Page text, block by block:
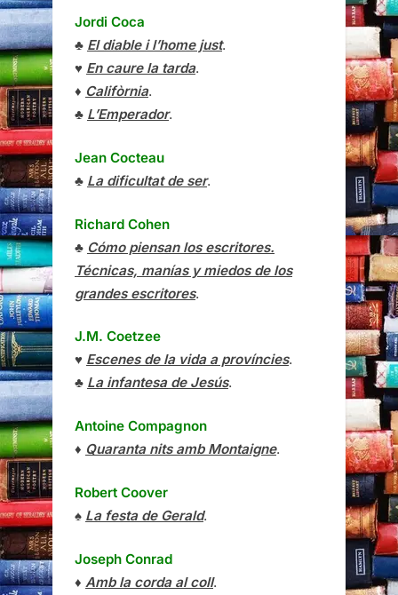
Jordi Coca
♣ El diable i l’home just.
♥ En caure la tarda.
♦ Califòrnia.
♣ L’Emperador.
Jean Cocteau
♣ La dificultat de ser.
Richard Cohen
♣ Cómo piensan los escritores.
Técnicas, manías y miedos de los
grandes escritores.
J.M. Coetzee
♥ Escenes de la vida a províncies.
♣ La infantesa de Jesús.
Antoine Compagnon
♦ Quaranta nits amb Montaigne.
Robert Coover
♠ La festa de Gerald.
Joseph Conrad
♦ Amb la corda al coll.